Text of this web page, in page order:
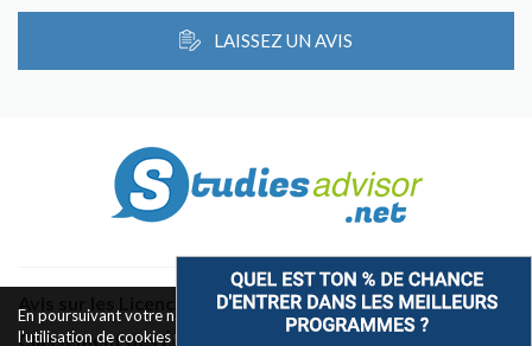
LAISSEZ UN AVIS
Avis sur les Licences & Bachelors
Classement des Écoles
En poursuivant votre navigation sur ce site, vous acceptez
l'utilisation de cookies pour le fonctionnement des boutons de